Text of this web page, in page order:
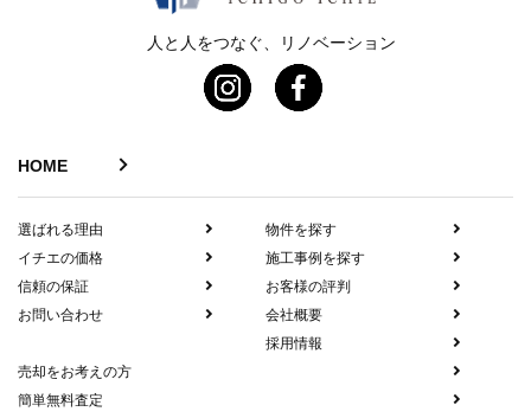
人と人をつなぐ、リノベーション
HOME
選ばれる理由
イチエの価格
信頼の保証
お問い合わせ
物件を探す
施工事例を探す
お客様の評判
会社概要
採用情報
売却をお考えの方
簡単無料査定